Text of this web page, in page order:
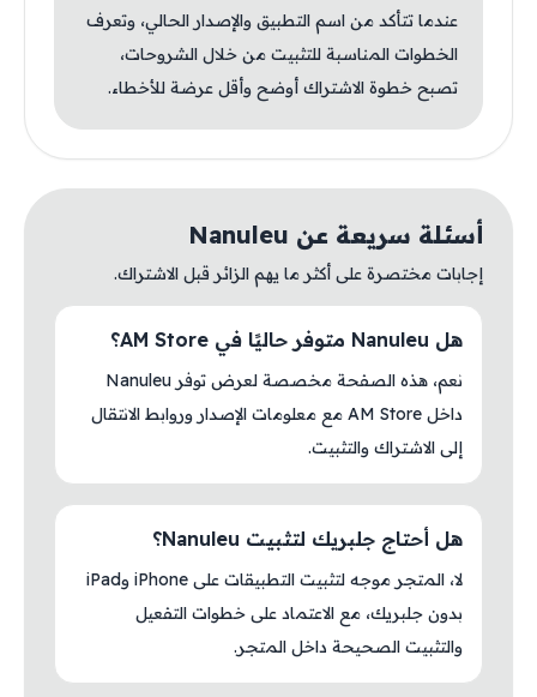
عندما تتأكد من اسم التطبيق والإصدار الحالي، وتعرف
الخطوات المناسبة للتثبيت من خلال الشروحات،
تصبح خطوة الاشتراك أوضح وأقل عرضة للأخطاء.
أسئلة سريعة عن Nanuleu
إجابات مختصرة على أكثر ما يهم الزائر قبل الاشتراك.
هل Nanuleu متوفر حاليًا في AM Store؟
نعم، هذه الصفحة مخصصة لعرض توفر Nanuleu
داخل AM Store مع معلومات الإصدار وروابط الانتقال
إلى الاشتراك والتثبيت.
هل أحتاج جلبريك لتثبيت Nanuleu؟
لا، المتجر موجه لتثبيت التطبيقات على iPhone وiPad
بدون جلبريك، مع الاعتماد على خطوات التفعيل
والتثبيت الصحيحة داخل المتجر.